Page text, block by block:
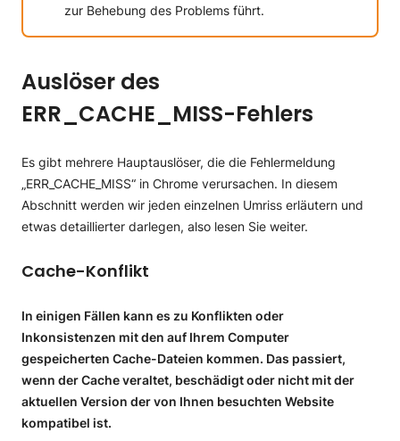
zur Behebung des Problems führt.
Auslöser des
ERR_CACHE_MISS-Fehlers
Es gibt mehrere Hauptauslöser, die die Fehlermeldung
„ERR_CACHE_MISS“ in Chrome verursachen. In diesem
Abschnitt werden wir jeden einzelnen Umriss erläutern und
etwas detaillierter darlegen, also lesen Sie weiter.
Cache-Konflikt
In einigen Fällen kann es zu Konflikten oder
Inkonsistenzen mit den auf Ihrem Computer
gespeicherten Cache-Dateien kommen. Das passiert,
wenn der Cache veraltet, beschädigt oder nicht mit der
aktuellen Version der von Ihnen besuchten Website
kompatibel ist.